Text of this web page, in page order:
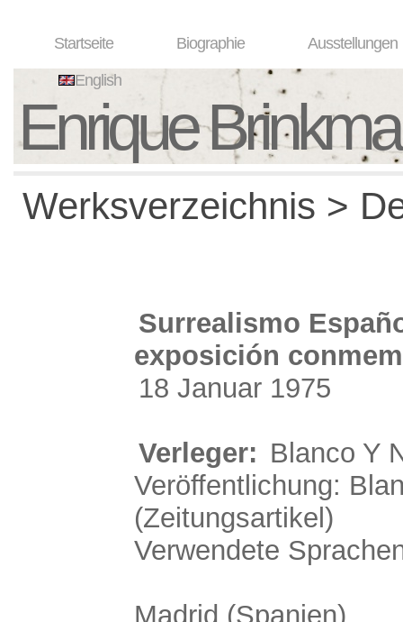
Startseite Biographie Ausstellungen
English
Enrique
Werksverzeichnis >
Surrealismo
exposición
18 Januar 1975
Verleger: Blanco Y
Veröffentlichung:
(Zeitungsartikel)
Verwendete
Madrid (Spanien)